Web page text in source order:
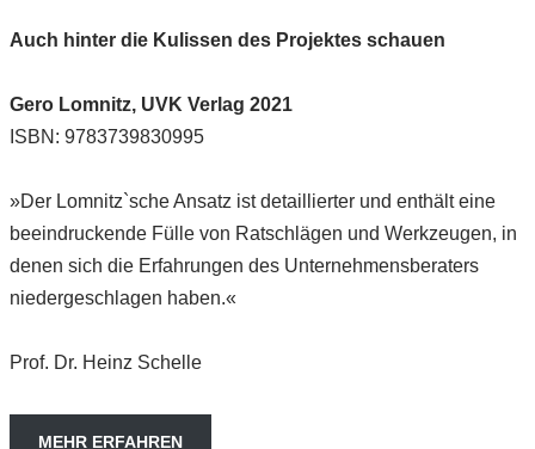
Auch hinter die Kulissen des Projektes schauen
Gero Lomnitz, UVK Verlag 2021
ISBN: 9783739830995
»Der Lomnitz`sche Ansatz ist detaillierter und enthält eine
beeindruckende Fülle von Ratschlägen und Werkzeugen, in
denen sich die Erfahrungen des Unternehmensberaters
niedergeschlagen haben.«
Prof. Dr. Heinz Schelle
MEHR ERFAHREN